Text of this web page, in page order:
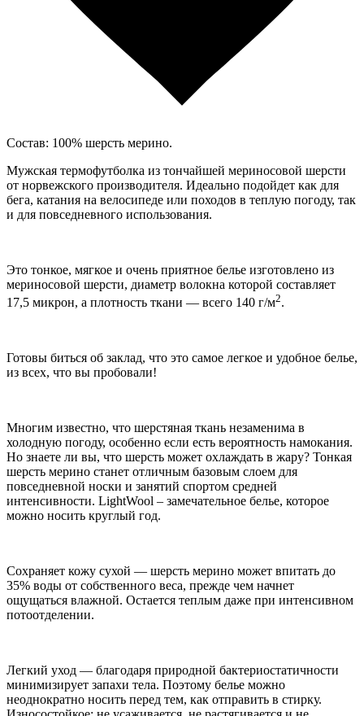
Состав: 100% шерсть мерино.
Мужская термофутболка из тончайшей мериносовой шерсти
от норвежского производителя. Идеально подойдет как для
бега, катания на велосипеде или походов в теплую погоду, так
и для повседневного использования.
Это тонкое, мягкое и очень приятное белье изготовлено из
мериносовой шерсти, диаметр волокна которой составляет
17,5 микрон, а плотность ткани — всего 140 г/м2.
Готовы биться об заклад, что это самое легкое и удобное белье,
из всех, что вы пробовали!
Многим известно, что шерстяная ткань незаменима в
холодную погоду, особенно если есть вероятность намокания.
Но знаете ли вы, что шерсть может охлаждать в жару? Тонкая
шерсть мерино станет отличным базовым слоем для
повседневной носки и занятий спортом средней
интенсивности. LightWool – замечательное белье, которое
можно носить круглый год.
Сохраняет кожу сухой — шерсть мерино может впитать до
35% воды от собственного веса, прежде чем начнет
ощущаться влажной. Остается теплым даже при интенсивном
потоотделении.
Легкий уход — благодаря природной бактериостатичности
минимизирует запахи тела. Поэтому белье можно
неоднократно носить перед тем, как отправить в стирку.